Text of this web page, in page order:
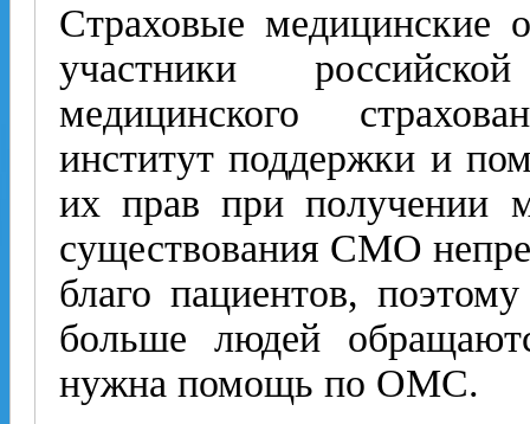
Страховые
участники
медицинского
институт поддержки и
их прав при получении
существования СМО
благо пациентов,
больше людей
нужна помощь по ОМС.